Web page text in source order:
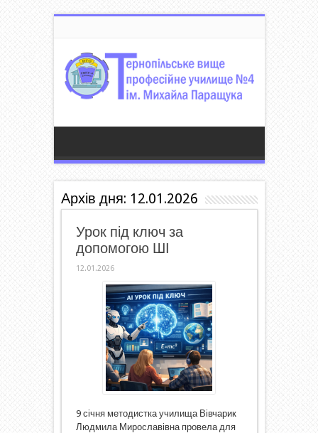
Архів дня: 12.01.2026
Урок під ключ за
допомогою ШІ
12.01.2026
9 січня методистка училища Вівчарик
Людмила Мирославівна провела для